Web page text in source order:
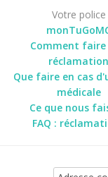
Votre police
Comment faire
réclamation
Que faire en cas
médicale
Ce que nous
FAQ :